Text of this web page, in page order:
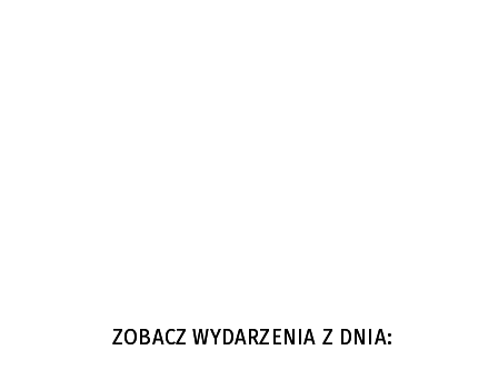
ZOBACZ WYDARZENIA Z DNIA: